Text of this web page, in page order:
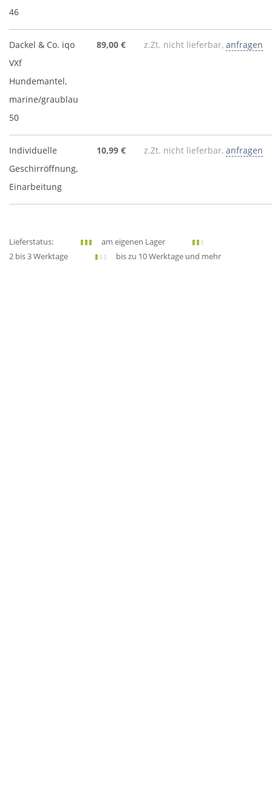
46
Dackel & Co. iqo
VXf
Hundemantel,
marine/graublau
50
89,00 € z.Zt. nicht lieferbar, anfragen
Individuelle
Geschirröffnung,
Einarbeitung
10,99 € z.Zt. nicht lieferbar, anfragen
Lieferstatus:
am eigenen Lager
2 bis 3 Werktage
bis zu 10 Werktage und mehr